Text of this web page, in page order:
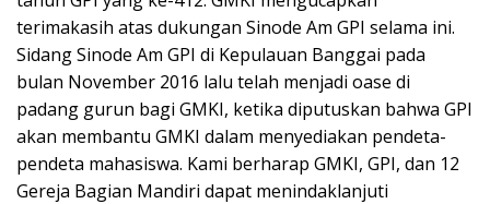
terimakasih atas dukungan Sinode Am GPI selama ini.
Sidang Sinode Am GPI di Kepulauan Banggai pada
bulan November 2016 lalu telah menjadi oase di
padang gurun bagi GMKI, ketika diputuskan bahwa GPI
akan membantu GMKI dalam menyediakan pendeta-
pendeta mahasiswa. Kami berharap GMKI, GPI, dan 12
Gereja Bagian Mandiri dapat menindaklanjuti